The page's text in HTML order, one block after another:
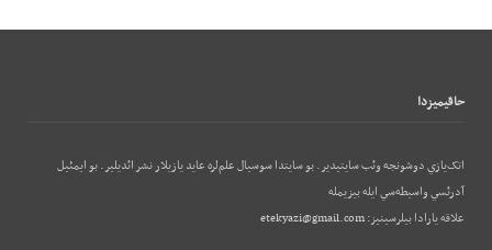
حاقيميزدا
اتک‌يازي دوشونجه وئب‌ سايتيدير. بو سايتدا سوسيال علم‌لره عايد يازيلار نشر ائديلير. بو ایمئيل
آدرئسي واسيطه‌سي ايله بيزيمله
علاقه يارادا بيلرسينيز:etekyazi@gmail.com